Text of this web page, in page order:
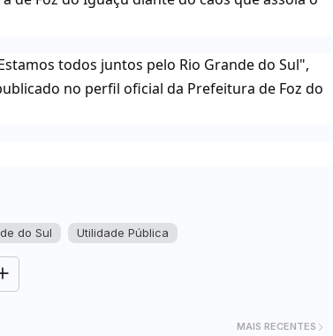
todos juntos pelo Rio Grande do Sul",
no perfil oficial da Prefeitura de Foz do
do Sul Utilidade Pública
MAIS RECENTES